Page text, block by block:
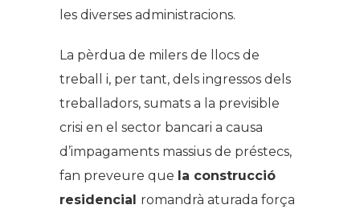
les diverses administracions.
La pèrdua de milers de llocs de
treball i, per tant, dels ingressos dels
treballadors, sumats a la previsible
crisi en el sector bancari a causa
d’impagaments massius de préstecs,
fan preveure que la construcció
residencial romandrà aturada força